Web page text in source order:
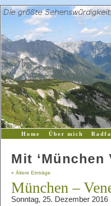
Home Über mich
Mit
« Ältere Einträge
München –
Sonntag, 25. Dezember 2016